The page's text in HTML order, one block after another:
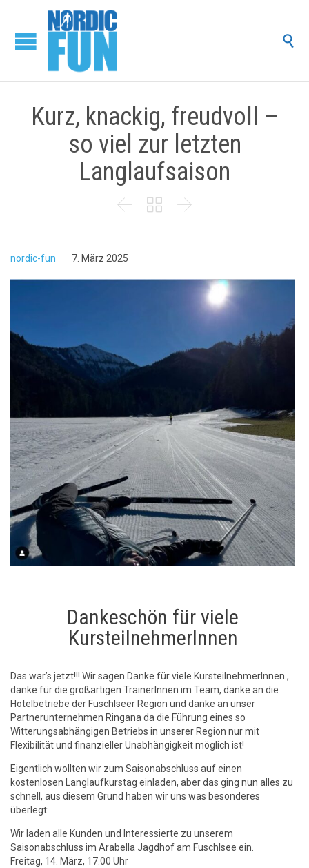

Kurz, knackig, freudvoll –
so viel zur letzten
Langlaufsaison
  
nordic-fun 7. März 2025
Dankeschön für viele
KursteilnehmerInnen
Das war’s jetzt!!! Wir sagen Danke für viele KursteilnehmerInnen ,
danke für die großartigen TrainerInnen im Team, danke an die
Hotelbetriebe der Fuschlseer Region und danke an unser
Partnerunternehmen Ringana da die Führung eines so
Witterungsabhängigen Betriebs in unserer Region nur mit
Flexibilität und finanzieller Unabhängigkeit möglich ist!
Eigentlich wollten wir zum Saisonabschluss auf einen
kostenlosen Langlaufkurstag einladen, aber das ging nun alles zu
schnell, aus diesem Grund haben wir uns was besonderes
überlegt:
Wir laden alle Kunden und Interessierte zu unserem
Saisonabschluss im Arabella Jagdhof am Fuschlsee ein.
Freitag, 14. März, 17.00 Uhr